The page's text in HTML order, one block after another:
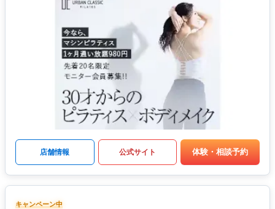
店舗情報 公式サイト 体験・相談予約
キャンペーン中